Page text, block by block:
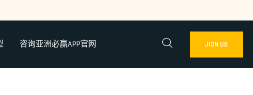
咨询亚洲必赢APP官网 JION US